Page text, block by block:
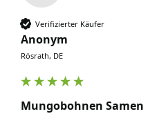
Verifizierter Käufer
Anonym
Rösrath, DE
Mungobohnen Samen